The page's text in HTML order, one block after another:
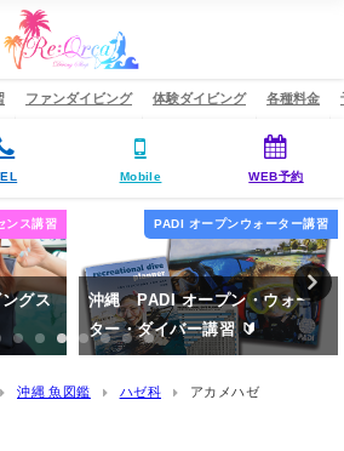
ファンダイビング 体験ダイビング 各種料金
Mobile WEB予約
ォーター講習
ウォー
ダイビングライセンス
関西ギャルズのアドバンス講
習 in恩納村
沖縄 魚図鑑 ハゼ科 アカメハゼ